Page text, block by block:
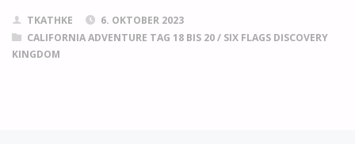
TKATHKE
6. OKTOBER 2023
CALIFORNIA ADVENTURE TAG 18 BIS 20/ SIX FLAGS DISCOVERY
KINGDOM